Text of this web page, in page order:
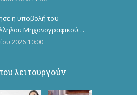
η υποβολή του
Μηχανογραφικού
2026 10:00
λειτουργούν